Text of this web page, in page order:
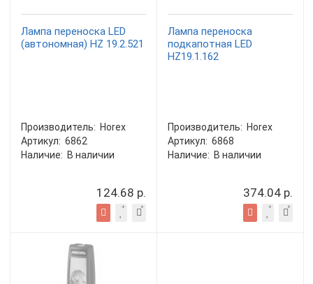
Лампа переноска LED
(автономная) HZ 19.2.521
Производитель: Horex
Артикул: 6862
Наличие: В наличии
124.68 р.
Лампа переноска
подкапотная LED
HZ19.1.162
Производитель: Horex
Артикул: 6868
Наличие: В наличии
374.04 р.